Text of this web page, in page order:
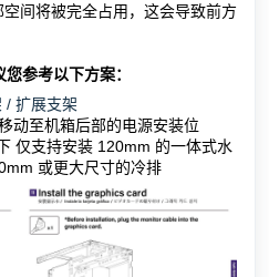
间将被完全占用，这会导致前方
参考以下方案：
/ 扩展支架
动至机箱后部的电源安装位
仅支持安装 120mm 的一体式水
或更大尺寸的冷排